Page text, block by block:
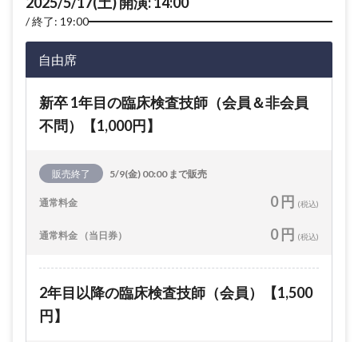
終了: 19:00
自由席
新卒 1年目の臨床検査技師（会員＆非会員
不問）【1,000円】
販売終了 5/9(金) 00:00 まで販売
通常料金 0 円 (税込)
通常料金 （当日券） 0 円 (税込)
2年目以降の臨床検査技師（会員）【1,500
円】